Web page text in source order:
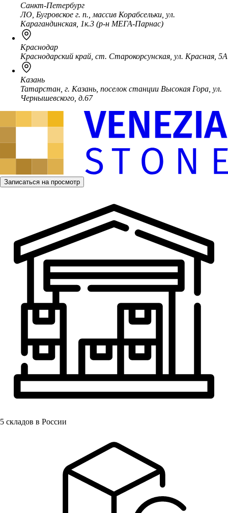
Санкт-Петербург
ЛО, Бугровское г. п., массив Корабсельки, ул.
Карагандинская, 1к.3 (р-н МЕГА-Парнас)
Краснодар
Краснодарский край, ст. Старокорсунская, ул. Красная, 5А
Казань
Татарстан, г. Казань, поселок станции Высокая Гора, ул.
Чернышевского, д.67
Записаться на просмотр
5 складов в России